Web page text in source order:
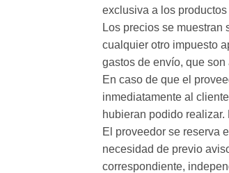
exclusiva a los
Los precios se
cualquier otro impuesto
gastos de envío, que
En caso de que el
inmediatamente al
hubieran podido
El proveedor se reserva
necesidad de previo
correspondiente,